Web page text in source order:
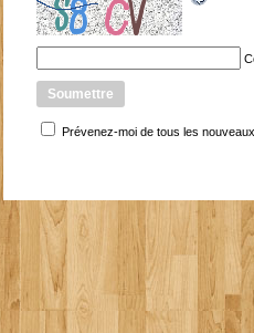
Prévenez-moi de tous les